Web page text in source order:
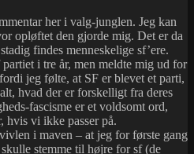
her i valg-junglen. Jeg kan
opløftet den gjorde mig. Det er da
findes menneskelige sf’ere.
i tre år, men meldte mig ud for
jeg følte, at SF er blevet et parti,
hvad der er forskelligt fra deres
fascisme er et voldsomt ord,
hvis vi ikke passer på.
i maven – at jeg for første gang
stemme til højre for sf (de